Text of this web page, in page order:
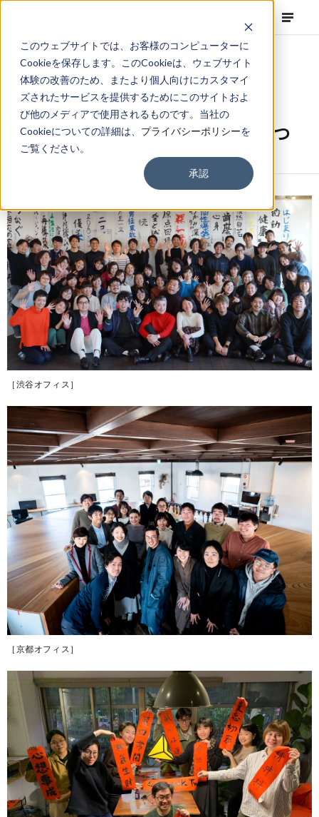
このウェブサイトでは、お客様のコンピューターに
Cookieを保存します。このCookieは、ウェブサイト
体験の改善のため、またより個人向けにカスタマイ
ズされたサービスを提供するためにこのサイトおよ
び他のメディアで使用されるものです。当社の
Cookieについての詳細は、 プライバシーポリシーを
ご覧ください。
承認
NEWS Corporate Topics 2020.01.06
ロフトワークからの新年のごあいさつ
［渋谷オフィス］
［京都オフィス］